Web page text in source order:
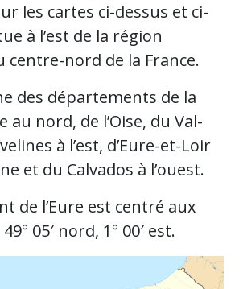
les cartes ci-dessus et ci-
à l’est de la région
centre-nord de la France.
des départements de la
au nord, de l’Oise, du Val-
à l’est, d’Eure-et-Loir
et du Calvados à l’ouest.
de l’Eure est centré aux
05′ nord, 1° 00′ est.